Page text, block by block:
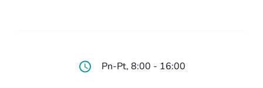
Pn-Pt, 8:00 - 16:00